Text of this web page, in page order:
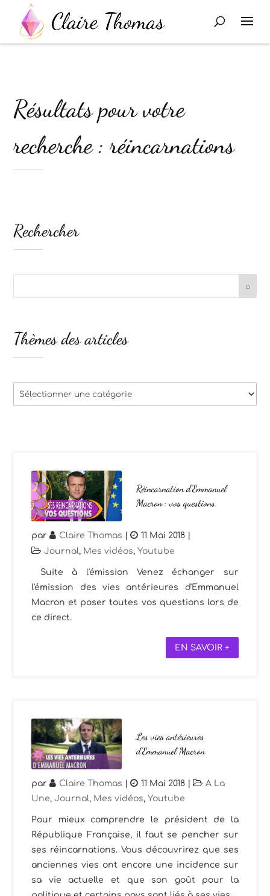
Résultats pour votre
recherche : réincarnations
Réincarnation d’Emmanuel
Macron : vos questions
par Claire Thomas | 11 Mai 2018
Journal, Mes vidéos,Youtube
Suite à l'émission Venez échanger sur
l'émission des vies antérieures d'Emmanuel
Macron et poser toutes vos questions lors de
ce direct.
EN SAVOIR +
Les vies antérieures
d’Emmanuel Macron
par Claire Thomas | 11 Mai 2018 |
A La
Une,Journal, Mes vidéos,Youtube
Pour mieux comprendre le président de la
République Française, il faut se pencher sur
ses réincarnations. Vous découvrirez que ses
anciennes vies ont encore une incidence sur
sa vie actuelle et que son goût pour la
Rechercher
Thèmes des articles
Thèmes
des